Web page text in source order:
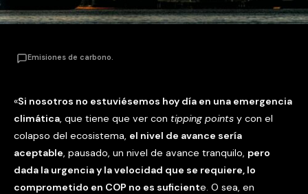
Emisiones de carbono.
«Si nosotros no estuviésemos hoy día en una emergencia
climática, que tiene que ver con tipping points y con el
colapso del ecosistema, el nivel de avance sería
aceptable, pausado, un nivel de avance tranquilo, pero
dada la urgencia y la velocidad que se requiere, lo
comprometido en COP no es suficiente. O sea, en